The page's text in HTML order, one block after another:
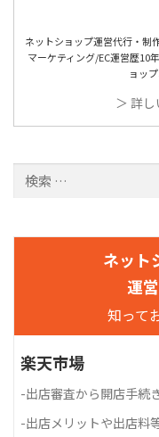
ネットショップ運営代行・制
マーケティング/EC運営歴10
ョッ
＞ 詳
検索:
ネット
運
知って
楽天市場
-出店審査から開店手続
-出店メリットや出店料